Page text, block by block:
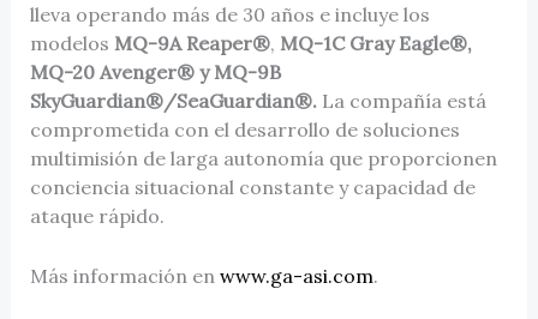
lleva operando más de 30 años e incluye los
modelos MQ-9A Reaper®, MQ-1C Gray Eagle®,
MQ-20 Avenger® y MQ-9B
SkyGuardian®/SeaGuardian®.La compañía está
comprometida con el desarrollo de soluciones
multimisión de larga autonomía que proporcionen
conciencia situacional constante y capacidad de
ataque rápido.
Más información en www.ga-asi.com.